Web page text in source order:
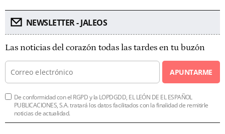
NEWSLETTER - JALEOS
Las noticias del corazón todas las tardes en tu buzón
APUNTARME
De conformidad con el RGPD y la LOPDGDD, EL LEÓN DE EL ESPAÑOL
PUBLICACIONES, S.A. tratará los datos facilitados con la finalidad de remitirle
noticias de actualidad.